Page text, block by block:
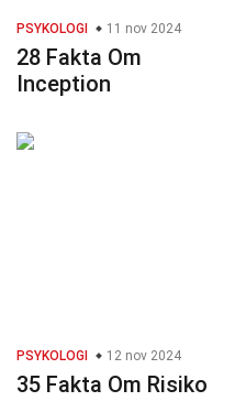
PSYKOLOGI 11 nov 2024
28 Fakta Om
Inception
PSYKOLOGI 12 nov 2024
35 Fakta Om Risiko